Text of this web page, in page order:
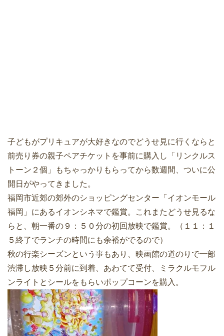
子どもがプリキュアが大好きなのでどうせ見に行くならと
前売り券の親子ペアチケットを事前に購入し「リンクルス
トーン２個」もちゃっかりもらってから数週間、ついに公
開日がやってきました。
福岡市近郊の郊外のショッピングセンター「イオンモール
福岡」にあるイオンシネマで鑑賞。これまたどうせ見るな
らと、朝一番の９：５０分の初回放映で鑑賞。（１１：１
５終了でランチの時間にも余裕がでるので）
秋の行楽シーズンという事もあり、映画館の道のりで一部
渋滞し放映５分前に到着、あわてて受付、ミラクルモフル
ンライトとシールをもらいポップコーンを購入。